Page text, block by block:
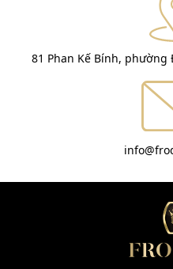
81 Phan Kế Bính, phường